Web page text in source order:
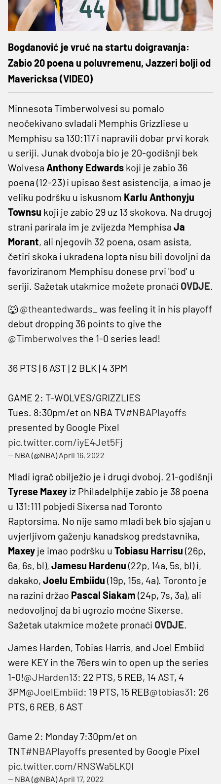
Bogdanović je vruć na startu doigravanja:
Zabio 20 poena u poluvremenu, Jazzeri bolji od
Mavericksa (VIDEO)
Minnesota Timberwolvesi su pomalo
neočekivano svladali Memphis Grizzliese u
Memphisu sa 130:117 i napravili dobar prvi korak
u seriji. Junak dvoboja bio je 20-godišnji bek
Wolvesa Anthony Edwards koji je zabio 36
poena (12-23) i upisao šest asistencija, a imao je
veliku podršku u iskusnom Karlu Anthonyju
Townsu koji je zabio 29 uz 13 skokova. Na drugoj
strani parirala im je zvijezda Memphisa Ja
Morant, ali njegovih 32 poena, osam asista,
četiri skoka i ukradena lopta nisu bili dovoljni da
favoriziranom Memphisu donese prvi 'bod' u
seriji. Sažetak utakmice možete pronaći OVDJE.
🐺 @theantedwards_
was feeling it in his playoff
debut dropping 36 points to give the
@Timberwolves the 1-0 series lead!
36 PTS | 6 AST | 2 BLK | 4 3PM
GAME 2: T-WOLVES/GRIZZLIES
Tues. 8:30pm/et on NBA TV#NBAPlayoffs
presented by Google Pixel
pic.twitter.com/iyE4Jet5Fj
— NBA (@NBA)April 16, 2022
Mladi igrač obilježio je i drugi dvoboj. 21-godišnji
Tyrese Maxey iz Philadelphije zabio je 38 poena
u 131:111 pobjedi Sixersa nad Toronto
Raptorsima. No nije samo mladi bek bio sjajan u
uvjerljivom gaženju kanadskog predstavnika,
Maxey je imao podršku u Tobiasu Harrisu (26p,
6a, 6s, bl), Jamesu Hardenu (22p, 14a, 5s, bl) i,
dakako, Joelu Embiidu (19p, 15s, 4a). Toronto je
na razini držao Pascal Siakam (24p, 7s, 3a), ali
nedovoljnoj da bi ugrozio moćne Sixerse.
Sažetak utakmice možete pronaći OVDJE.
James Harden, Tobias Harris, and Joel Embiid
were KEY in the 76ers win to open up the series
1-0!@JHarden13: 22 PTS, 5 REB, 14 AST, 4
3PM@JoelEmbiid: 19 PTS, 15 REB@tobias31: 26
PTS, 6 REB, 6 AST
Game 2: Monday 7:30pm/et on
TNT#NBAPlayoffs presented by Google Pixel
pic.twitter.com/RNSWa5LKQI
— NBA (@NBA)April 17, 2022